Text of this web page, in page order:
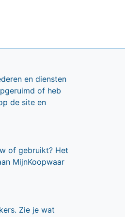
en diensten
of heb
de site en
of gebruikt? Het
MijnKoopwaar
Zie je wat